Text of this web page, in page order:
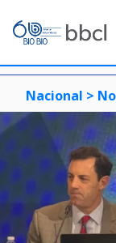
Nacional >